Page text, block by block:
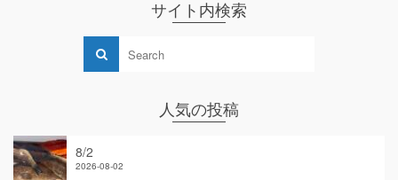
サイト内検索
人気の投稿
8/2
2026-08-02